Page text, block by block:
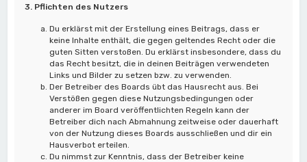
3. Pflichten des Nutzers
Du erklärst mit der Erstellung eines Beitrags, dass er
keine Inhalte enthält, die gegen geltendes Recht oder die
guten Sitten verstoßen. Du erklärst insbesondere, dass du
das Recht besitzt, die in deinen Beiträgen verwendeten
Links und Bilder zu setzen bzw. zu verwenden.
Der Betreiber des Boards übt das Hausrecht aus. Bei
Verstößen gegen diese Nutzungsbedingungen oder
anderer im Board veröffentlichten Regeln kann der
Betreiber dich nach Abmahnung zeitweise oder dauerhaft
von der Nutzung dieses Boards ausschließen und dir ein
Hausverbot erteilen.
Du nimmst zur Kenntnis, dass der Betreiber keine